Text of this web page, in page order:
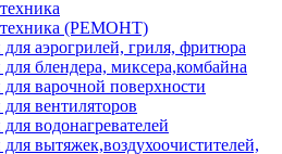
техника (РЕМОНТ)
для аэрогрилей, гриля, фритюра
для блендера, миксера,комбайна
для варочной поверхности
для вентиляторов
для водонагревателей
для вытяжек,воздухоочистителей,